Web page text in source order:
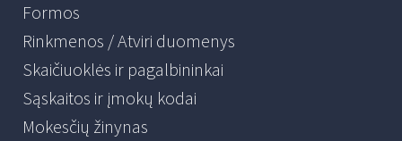
Formos
Rinkmenos / Atviri duomenys
Skaičiuoklės ir pagalbininkai
Sąskaitos ir įmokų kodai
Mokesčių žinynas